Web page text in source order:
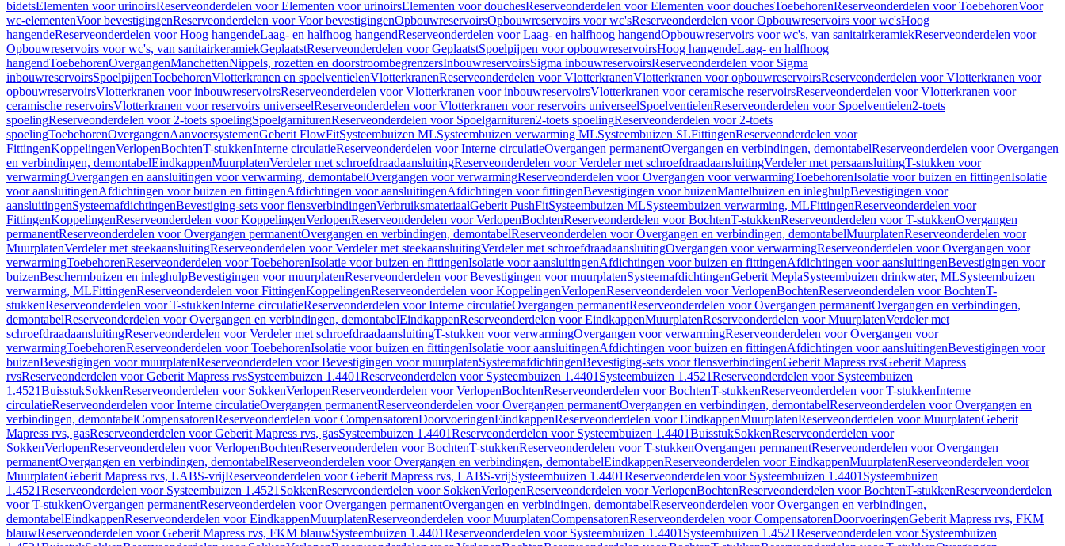
bidetsElementen voor urinoirsReserveonderdelen voor Elementen voor urinoirsElementen voor douchesReserveonderdelen voor Elementen voor douchesToebehorenReserveonderdelen voor ToebehorenVoor
wc-elementenVoor bevestigingenReserveonderdelen voor Voor bevestigingenOpbouwreservoirsOpbouwreservoirs voor wc'sReserveonderdelen voor Opbouwreservoirs voor wc'sHoog
hangendeReserveonderdelen voor Hoog hangendeLaag- en halfhoog hangendReserveonderdelen voor Laag- en halfhoog hangendOpbouwreservoirs voor wc's, van sanitairkeramiekReserveonderdelen voor
Opbouwreservoirs voor wc's, van sanitairkeramiekGeplaatstReserveonderdelen voor GeplaatstSpoelpijpen voor opbouwreservoirsHoog hangendeLaag- en halfhoog
hangendToebehorenOvergangenManchettenNippels, rozetten en doorstroombegrenzersInbouwreservoirsSigma inbouwreservoirsReserveonderdelen voor Sigma
inbouwreservoirsSpoelpijpenToebehorenVlotterkranen en spoelventielenVlotterkranenReserveonderdelen voor VlotterkranenVlotterkranen voor opbouwreservoirsReserveonderdelen voor Vlotterkranen voor
opbouwreservoirsVlotterkranen voor inbouwreservoirsReserveonderdelen voor Vlotterkranen voor inbouwreservoirsVlotterkranen voor ceramische reservoirsReserveonderdelen voor Vlotterkranen voor
ceramische reservoirsVlotterkranen voor reservoirs universeelReserveonderdelen voor Vlotterkranen voor reservoirs universeelSpoelventielenReserveonderdelen voor Spoelventielen2-toets
spoelingReserveonderdelen voor 2-toets spoelingSpoelgarniturenReserveonderdelen voor Spoelgarnituren2-toets spoelingReserveonderdelen voor 2-toets
spoelingToebehorenOvergangenAanvoersystemenGeberit FlowFitSysteembuizen MLSysteembuizen verwarming MLSysteembuizen SLFittingenReserveonderdelen voor
FittingenKoppelingenVerlopenBochtenT-stukkenInterne circulatieReserveonderdelen voor Interne circulatieOvergangen permanentOvergangen en verbindingen, demontabelReserveonderdelen voor Overgangen
en verbindingen, demontabelEindkappenMuurplatenVerdeler met schroefdraadaansluitingReserveonderdelen voor Verdeler met schroefdraadaansluitingVerdeler met persaansluitingT-stukken voor
verwarmingOvergangen en aansluitingen voor verwarming, demontabelOvergangen voor verwarmingReserveonderdelen voor Overgangen voor verwarmingToebehorenIsolatie voor buizen en fittingenIsolatie
voor aansluitingenAfdichtingen voor buizen en fittingenAfdichtingen voor aansluitingenAfdichtingen voor fittingenBevestigingen voor buizenMantelbuizen en inleghulpBevestigingen voor
aansluitingenSysteemafdichtingenBevestiging-sets voor flensverbindingenVerbruiksmateriaalGeberit PushFitSysteembuizen MLSysteembuizen verwarming, MLFittingenReserveonderdelen voor
FittingenKoppelingenReserveonderdelen voor KoppelingenVerlopenReserveonderdelen voor VerlopenBochtenReserveonderdelen voor BochtenT-stukkenReserveonderdelen voor T-stukkenOvergangen
permanentReserveonderdelen voor Overgangen permanentOvergangen en verbindingen, demontabelReserveonderdelen voor Overgangen en verbindingen, demontabelMuurplatenReserveonderdelen voor
MuurplatenVerdeler met steekaansluitingReserveonderdelen voor Verdeler met steekaansluitingVerdeler met schroefdraadaansluitingOvergangen voor verwarmingReserveonderdelen voor Overgangen voor
verwarmingToebehorenReserveonderdelen voor ToebehorenIsolatie voor buizen en fittingenIsolatie voor aansluitingenAfdichtingen voor buizen en fittingenAfdichtingen voor aansluitingenBevestigingen voor
buizenBeschermbuizen en inleghulpBevestigingen voor muurplatenReserveonderdelen voor Bevestigingen voor muurplatenSysteemafdichtingenGeberit MeplaSysteembuizen drinkwater, MLSysteembuizen
verwarming, MLFittingenReserveonderdelen voor FittingenKoppelingenReserveonderdelen voor KoppelingenVerlopenReserveonderdelen voor VerlopenBochtenReserveonderdelen voor BochtenT-
stukkenReserveonderdelen voor T-stukkenInterne circulatieReserveonderdelen voor Interne circulatieOvergangen permanentReserveonderdelen voor Overgangen permanentOvergangen en verbindingen,
demontabelReserveonderdelen voor Overgangen en verbindingen, demontabelEindkappenReserveonderdelen voor EindkappenMuurplatenReserveonderdelen voor MuurplatenVerdeler met
schroefdraadaansluitingReserveonderdelen voor Verdeler met schroefdraadaansluitingT-stukken voor verwarmingOvergangen voor verwarmingReserveonderdelen voor Overgangen voor
verwarmingToebehorenReserveonderdelen voor ToebehorenIsolatie voor buizen en fittingenIsolatie voor aansluitingenAfdichtingen voor buizen en fittingenAfdichtingen voor aansluitingenBevestigingen voor
buizenBevestigingen voor muurplatenReserveonderdelen voor Bevestigingen voor muurplatenSysteemafdichtingenBevestiging-sets voor flensverbindingenGeberit Mapress rvsGeberit Mapress
rvsReserveonderdelen voor Geberit Mapress rvsSysteembuizen 1.4401Reserveonderdelen voor Systeembuizen 1.4401 Systeembuizen 1.4521Reserveonderdelen voor Systeembuizen
1.4521BuisstukSokkenReserveonderdelen voor SokkenVerlopenReserveonderdelen voor VerlopenBochtenReserveonderdelen voor BochtenT-stukkenReserveonderdelen voor T-stukkenInterne
circulatieReserveonderdelen voor Interne circulatieOvergangen permanentReserveonderdelen voor Overgangen permanentOvergangen en verbindingen, demontabelReserveonderdelen voor Overgangen en
verbindingen, demontabelCompensatorenReserveonderdelen voor CompensatorenDoorvoeringenEindkappenReserveonderdelen voor EindkappenMuurplatenReserveonderdelen voor MuurplatenGeberit
Mapress rvs, gasReserveonderdelen voor Geberit Mapress rvs, gasSysteembuizen 1.4401Reserveonderdelen voor Systeembuizen 1.4401BuisstukSokkenReserveonderdelen voor
SokkenVerlopenReserveonderdelen voor VerlopenBochtenReserveonderdelen voor BochtenT-stukkenReserveonderdelen voor T-stukkenOvergangen permanentReserveonderdelen voor Overgangen
permanentOvergangen en verbindingen, demontabelReserveonderdelen voor Overgangen en verbindingen, demontabelEindkappenReserveonderdelen voor EindkappenMuurplatenReserveonderdelen voor
MuurplatenGeberit Mapress rvs, LABS-vrijReserveonderdelen voor Geberit Mapress rvs, LABS-vrijSysteembuizen 1.4401Reserveonderdelen voor Systeembuizen 1.4401 Systeembuizen
1.4521Reserveonderdelen voor Systeembuizen 1.4521 SokkenReserveonderdelen voor SokkenVerlopenReserveonderdelen voor VerlopenBochtenReserveonderdelen voor BochtenT-stukkenReserveonderdelen
voor T-stukkenOvergangen permanentReserveonderdelen voor Overgangen permanentOvergangen en verbindingen, demontabelReserveonderdelen voor Overgangen en verbindingen,
demontabelEindkappenReserveonderdelen voor EindkappenMuurplatenReserveonderdelen voor MuurplatenCompensatorenReserveonderdelen voor CompensatorenDoorvoeringenGeberit Mapress rvs, FKM
blauwReserveonderdelen voor Geberit Mapress rvs, FKM blauwSysteembuizen 1.4401Reserveonderdelen voor Systeembuizen 1.4401 Systeembuizen 1.4521Reserveonderdelen voor Systeembuizen